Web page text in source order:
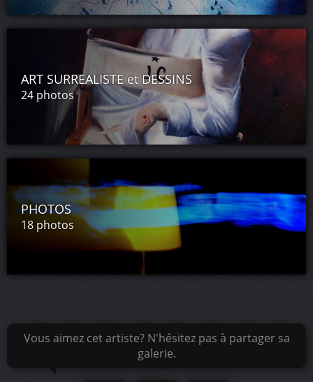
ART SURREALISTE et DESSINS
24 photos
PHOTOS
18 photos
Vous aimez cet artiste? N'hésitez pas à partager sa
galerie.